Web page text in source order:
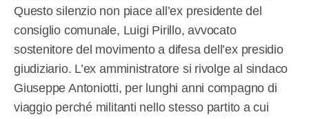
Questo silenzio non piace all’ex presidente del
consiglio comunale, Luigi Pirillo, avvocato
sostenitore del movimento a difesa dell’ex presidio
giudiziario. L’ex amministratore si rivolge al sindaco
Giuseppe Antoniotti, per lunghi anni compagno di
viaggio perché militanti nello stesso partito a cui